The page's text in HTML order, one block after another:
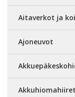
Aitaverkot ja
Ajoneuvot
Akkuhiomahiiret